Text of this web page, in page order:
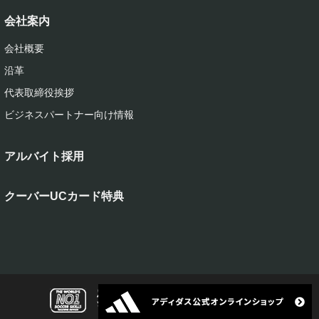
会社案内
会社概要
沿革
代表取締役挨拶
ビジネスパートナー向け情報
アルバイト採用
クーバーUCカード特典